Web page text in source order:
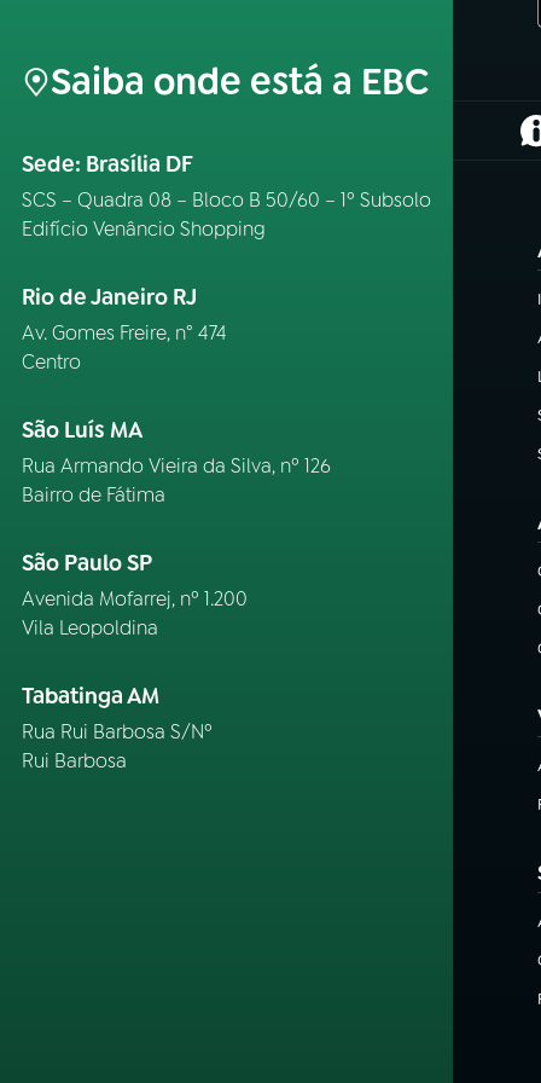
Saiba onde está a EBC
Sede: Brasília DF
SCS – Quadra 08 – Bloco B 50/60 – 1º Subsolo
Edifício Venâncio Shopping
Rio de Janeiro RJ
Av. Gomes Freire, n° 474
Centro
São Luís MA
Rua Armando Vieira da Silva, nº 126
Bairro de Fátima
São Paulo SP
Avenida Mofarrej, nº 1.200
Vila Leopoldina
Tabatinga AM
Rua Rui Barbosa S/Nº
Rui Barbosa